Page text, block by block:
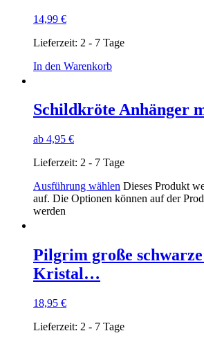
14,99 €
Lieferzeit: 2 - 7 Tage
In den Warenkorb
Schildkröte Anhänger
ab 4,95 €
Lieferzeit: 2 - 7 Tage
Ausführung wählen Dieses Produkt
auf. Die Optionen können auf der
werden
Pilgrim große
Kristal…
18,95 €
Lieferzeit: 2 - 7 Tage